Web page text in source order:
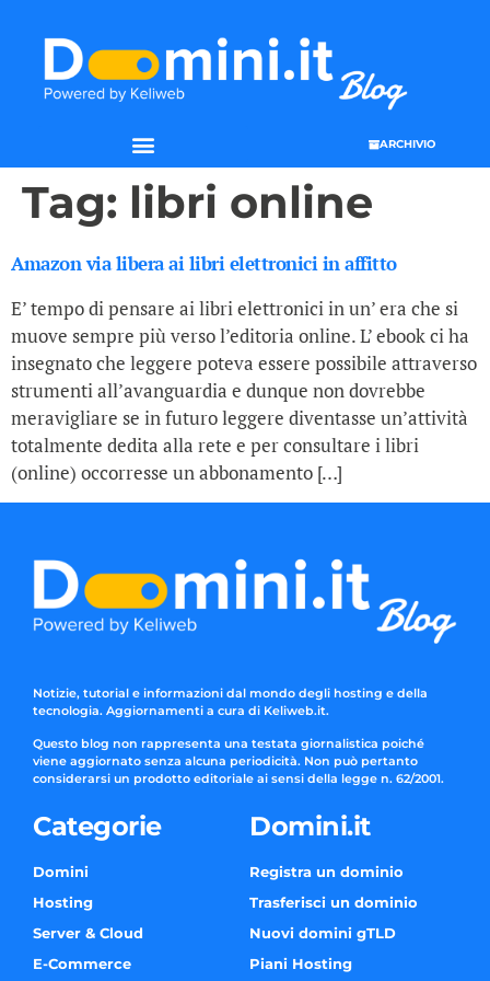
ARCHIVIO
Tag: libri online
Amazon via libera ai libri elettronici in affitto
E’ tempo di pensare ai libri elettronici in un’ era che si
muove sempre più verso l’editoria online. L’ ebook ci ha
insegnato che leggere poteva essere possibile attraverso
strumenti all’avanguardia e dunque non dovrebbe
meravigliare se in futuro leggere diventasse un’attività
totalmente dedita alla rete e per consultare i libri
(online) occorresse un abbonamento […]
Notizie, tutorial e informazioni dal mondo degli hosting e della
tecnologia. Aggiornamenti a cura di Keliweb.it.
Questo blog non rappresenta una testata giornalistica poiché
viene aggiornato senza alcuna periodicità. Non può pertanto
considerarsi un prodotto editoriale ai sensi della legge n. 62/2001.
Categorie
Domini
Hosting
Server & Cloud
E-Commerce
Domini.it
Registra un dominio
Trasferisci un dominio
Nuovi domini gTLD
Piani Hosting